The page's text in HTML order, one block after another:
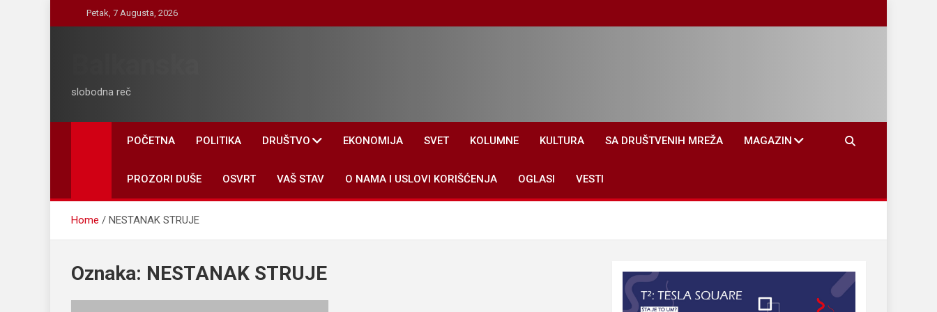
to
Petak, 7 Augusta, 2026
slobodna reč
POČETNA POLITIKA DRUŠTVO EKONOMIJA SVET KOLUMNE KULTURA SA DRUŠTVENIH MREŽA MAGAZIN
PROZORI DUŠE OSVRT VAŠ STAV O NAMA I USLOVI KORIŠĆENJA OGLASI VESTI
Home NESTANAK STRUJE
Oznaka: NESTANAK STRUJE